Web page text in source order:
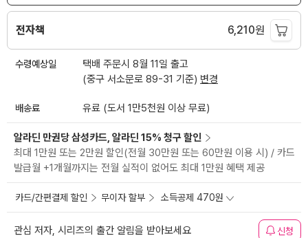
전자책 6,210원
수령예상일
택배 주문시 8월 11일 출고
(중구 서소문로 89-31 기준) 변경
배송료 유료 (도서 1만5천원 이상 무료)
알라딘 만권당 삼성카드, 알라딘 15% 청구 할인
최대 1만원 또는 2만원 할인(전월 30만원 또는 60만원 이용 시) / 카드
발급월 +1개월까지는 전월 실적이 없어도 최대 1만원 혜택 제공
카드/간편결제 할인 무이자 할부 소득공제 470원
관심 저자, 시리즈의 출간 알림을 받아보세요 신청